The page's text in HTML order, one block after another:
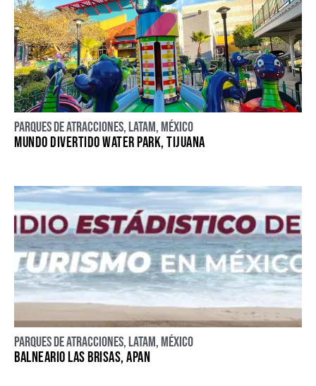
Parques de atracciones,LATAM,México
MUNDO DIVERTIDO WATER PARK, TIJUANA
Parques de atracciones,LATAM,México
BALNEARIO LAS BRISAS, APAN